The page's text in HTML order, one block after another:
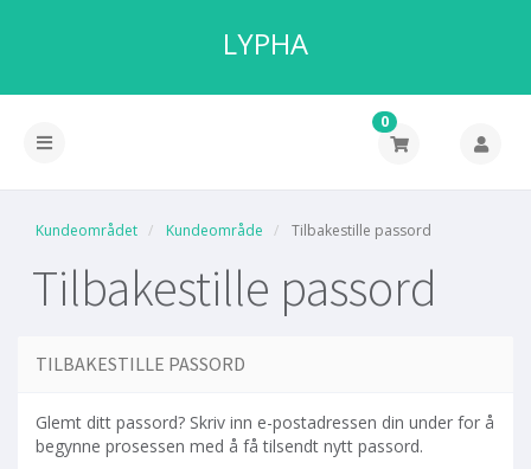
LYPHA
0
Kundeområdet Kundeområde Tilbakestille passord
Tilbakestille passord
TILBAKESTILLE PASSORD
Glemt ditt passord? Skriv inn e-postadressen din under for å
begynne prosessen med å få tilsendt nytt passord.